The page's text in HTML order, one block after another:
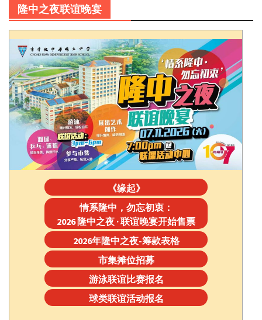
隆中之夜联谊晚宴
《缘起》
情系隆中，勿忘初衷：
2026 隆中之夜 · 联谊晚宴开始售票
2026年隆中之夜-筹款表格
市集摊位招募
游泳联谊比赛报名
球类联谊活动报名